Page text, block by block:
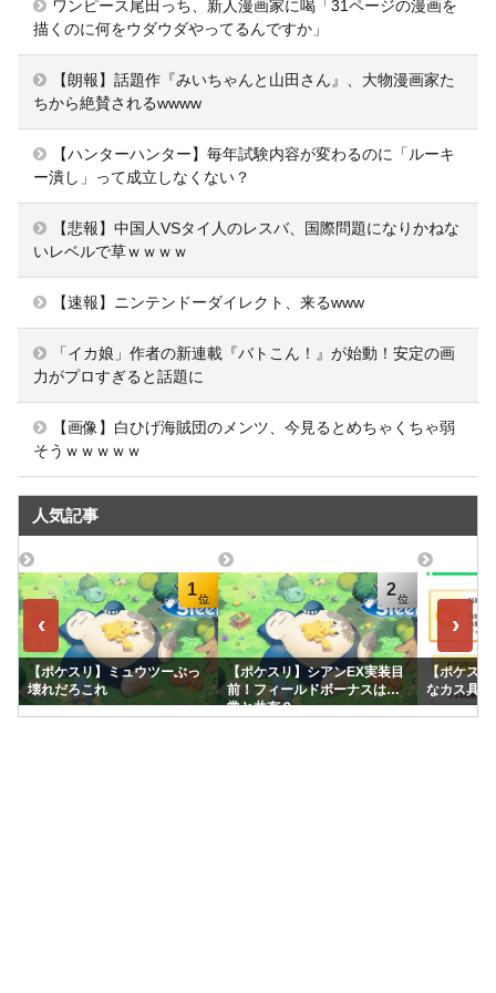
ワンピース尾田っち、新人漫画家に喝「31ページの漫画を
描くのに何をウダウダやってるんですか」
【朗報】話題作『みいちゃんと山田さん』、大物漫画家た
ちから絶賛されるwwww
【ハンターハンター】毎年試験内容が変わるのに「ルーキ
ー潰し」って成立しなくない？
【悲報】中国人VSタイ人のレスバ、国際問題になりかねな
いレベルで草ｗｗｗｗ
【速報】ニンテンドーダイレクト、来るwww
「イカ娘」作者の新連載『バトこん！』が始動！安定の画
力がプロすぎると話題に
【画像】白ひげ海賊団のメンツ、今見るとめちゃくちゃ弱
そうｗｗｗｗｗ
人気記事
‹
1
【ポケスリ】ミュウツーぶっ
壊れだろこれ
2
【ポケスリ】シアンEX実装目
前！フィールドボーナスは通
常と共有？
【ポケス
なカス具合
›